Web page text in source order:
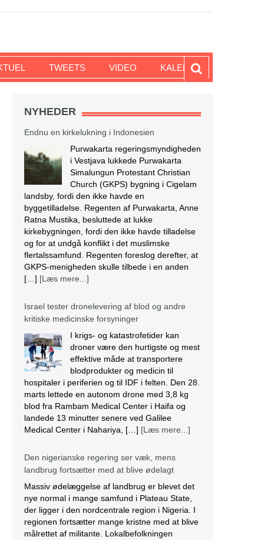
TWEETS VIDEO KALENDER
NYHEDER
Endnu en kirkelukning i Indonesien
Purwakarta regeringsmyndigheden
i Vestjava lukkede Purwakarta
Simalungun Protestant Christian
Church (GKPS) bygning i Cigelam
landsby, fordi den ikke havde en
byggetilladelse. Regenten af Purwakarta, Anne
Ratna Mustika, besluttede at lukke
kirkebygningen, fordi den ikke havde tilladelse
og for at undgå konflikt i det muslimske
flertalssamfund. Regenten foreslog derefter, at
GKPS-menigheden skulle tilbede i en anden
[…] [Læs mere...]
Israel tester dronelevering af blod og andre
kritiske medicinske forsyninger
I krigs- og katastrofetider kan
droner være den hurtigste og mest
effektive måde at transportere
blodprodukter og medicin til
hospitaler i periferien og til IDF i felten. Den 28.
marts lettede en autonom drone med 3,8 kg
blod fra Rambam Medical Center i Haifa og
landede 13 minutter senere ved Galilee
Medical Center i Nahariya, […] [Læs mere...]
Den nigerianske regering ser væk, mens
landbrug fortsætter med at blive ødelagt
Massiv ødelæggelse af landbrug er blevet det
nye normal i mange samfund i Plateau State,
der ligger i den nordcentrale region i Nigeria. I
regionen fortsætter mange kristne med at blive
målrettet af militante. Lokalbefolkningen